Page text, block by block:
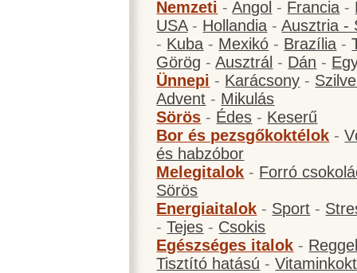
Nemzeti -Angol - Francia -
USA- Hollandia -Ausztria -
- Kuba - Mexikó - Brazília -
Görög -Ausztrál - Dán -
Ünnepi - Karácsony -
Advent - Mikulás
Sörös - Édes - Keserű
Bor és pezsgőkoktélok -
és habzóbor
Melegitalok - Forró
Sörös
Energiaitalok - Sport -
-Tejes - Csokis
Egészséges italok -
Tisztító hatású -